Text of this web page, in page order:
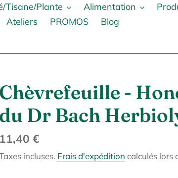
Tisane/Plante Alimentation
Ateliers PROMOS Blog
Chèvrefeuille -
du Dr Bach
Prix
11,40 €
incluses. Frais d'expédition calculés lors